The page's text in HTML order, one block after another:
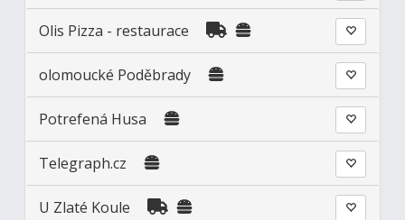
Olis Pizza - restaurace
olomoucké Poděbrady
Potrefená Husa
Telegraph.cz
U Zlaté Koule